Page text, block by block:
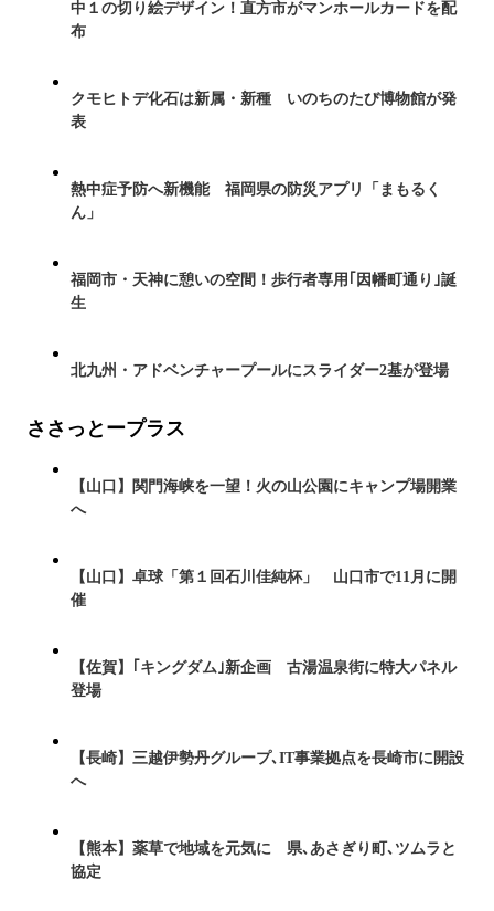
中１の切り絵デザイン！直方市がマンホールカードを配
布
クモヒトデ化石は新属・新種 いのちのたび博物館が発
表
熱中症予防へ新機能 福岡県の防災アプリ「まもるく
ん」
福岡市・天神に憩いの空間！歩行者専用｢因幡町通り｣誕
生
北九州・アドベンチャープールにスライダー2基が登場
ささっとープラス
【山口】関門海峡を一望！火の山公園にキャンプ場開業
へ
【山口】卓球「第１回石川佳純杯」 山口市で11月に開
催
【佐賀】｢キングダム｣新企画 古湯温泉街に特大パネル
登場
【長崎】三越伊勢丹グループ､IT事業拠点を長崎市に開設
へ
【熊本】薬草で地域を元気に 県､あさぎり町､ツムラと
協定